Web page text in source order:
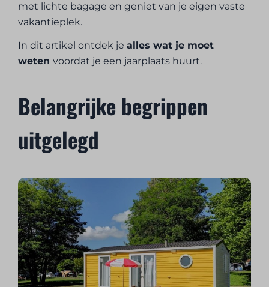
met lichte bagage en geniet van je eigen vaste
vakantieplek.
In dit artikel ontdek jealles wat je moet
wetenvoordat je een jaarplaats huurt.
Belangrijke begrippen
uitgelegd